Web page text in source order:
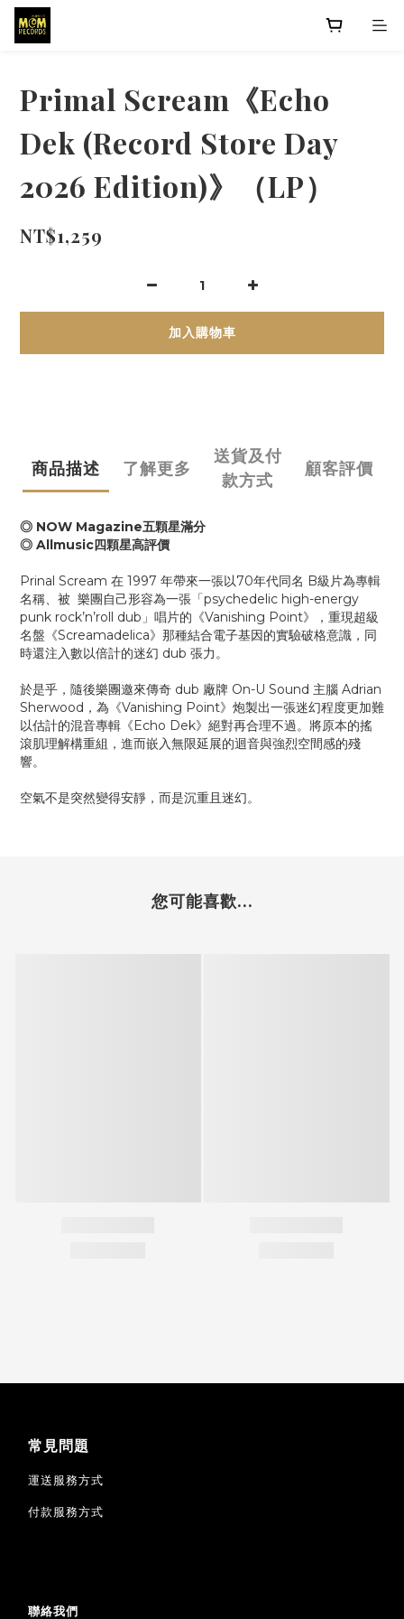
Primal Scream《Echo
Dek (Record Store Day
2026 Edition)》（LP）
NT$1,259
加入購物車
商品描述 了解更多
送貨及付
款方式
顧客評價
◎ NOW Magazine五顆星滿分
◎ Allmusic四顆星高評價
Prinal Scream 在 1997 年帶來一張以70年代同名 B級片為專輯
名稱、被 樂團自己形容為一張「psychedelic high-energy
punk rock’n’roll dub」唱片的《Vanishing Point》，重現超級
名盤《Screamadelica》那種結合電子基因的實驗破格意識，同
時還注入數以倍計的迷幻 dub 張力。
於是乎，隨後樂團邀來傳奇 dub 廠牌 On-U Sound 主腦 Adrian
Sherwood，為《Vanishing Point》炮製出一張迷幻程度更加難
以估計的混音專輯《Echo Dek》絕對再合理不過。將原本的搖
滾肌理解構重組，進而嵌入無限延展的迴音與強烈空間感的殘
響。
空氣不是突然變得安靜，而是沉重且迷幻。
您可能喜歡...
常見問題
運送服務方式
付款服務方式
聯絡我們